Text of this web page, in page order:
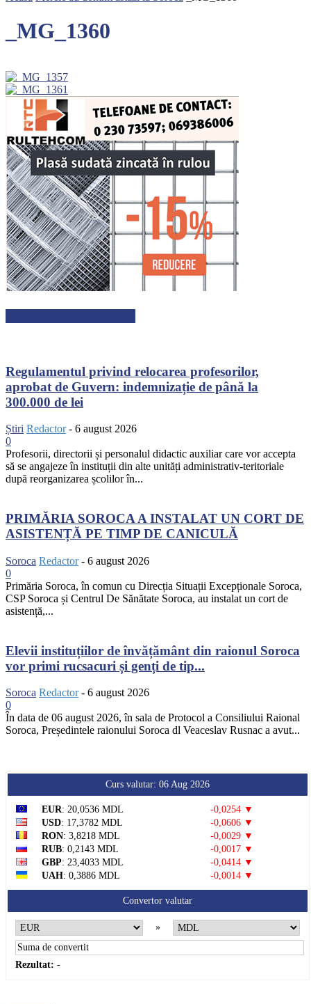
_MG_1360
Regulamentul privind relocarea profesorilor,
aprobat de Guvern: indemnizație de până la
300.000 de lei
Știri Redactor - 6 august 2026
0
Profesorii, directorii și personalul didactic auxiliar care vor accepta
să se angajeze în instituții din alte unități administrativ-teritoriale
după reorganizarea școlilor în...
PRIMĂRIA SOROCA A INSTALAT UN CORT DE
ASISTENȚĂ PE TIMP DE CANICULĂ
Soroca Redactor - 6 august 2026
0
Primăria Soroca, în comun cu Direcția Situații Excepționale Soroca,
CSP Soroca și Centrul De Sănătate Soroca, au instalat un cort de
asistență,...
Elevii instituțiilor de învățământ din raionul Soroca
vor primi rucsacuri și genți de tip...
Soroca Redactor - 6 august 2026
0
În data de 06 august 2026, în sala de Protocol a Consiliului Raional
Soroca, Președintele raionului Soroca dl Veaceslav Rusnac a avut...
Curs valutar: 06 Aug 2026
EUR: 20,0536 MDL
-0,0254 ▼
USD: 17,3782 MDL
-0,0606 ▼
RON: 3,8218 MDL
-0,0029 ▼
RUB: 0,2143 MDL
-0,0017 ▼
GBP: 23,4033 MDL
-0,0414 ▼
UAH: 0,3886 MDL -0,0014 ▼
Convertor valutar
»
Rezultat: -